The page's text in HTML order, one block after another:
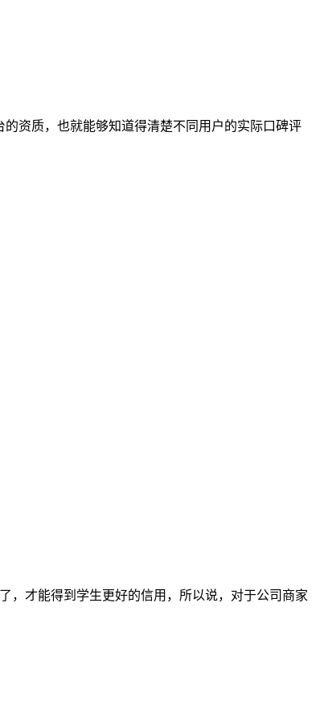
资质，也就能够知道得清楚不同用户的实际口碑评
，才能得到学生更好的信用，所以说，对于公司商家